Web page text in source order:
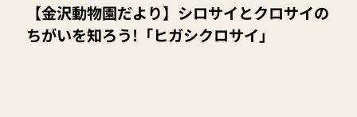
【金沢動物園だより】シロサイとクロサイの
ちがいを知ろう!「ヒガシクロサイ」